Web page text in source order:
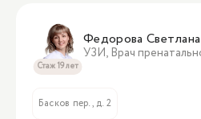
Стаж 19 лет
Федорова
УЗИ, Врач
Басков пер., д. 2